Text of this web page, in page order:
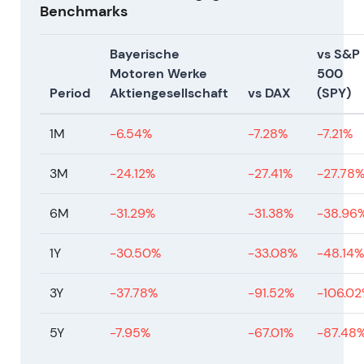
Investitionen.
da der Markt Wachstums- und
Investitionsprofil neu bewertete.
Führungswechsel und Neuausrichtung
Ereignis:
BMW gab
1. Oktober 2025 wirksam wurden (Jean-
neuer Leiter Treasury & IR; Ritu Chandy neu
North America ernannte Ole Jensen zum
[49]
Benchmarks
Period
Bayerische
Motoren Werke
Aktiengesellschaft
vs DAX
vs S&P
500
(SPY)
1M -6.54% -7.28% -7.21%
3M -24.12% -27.41% -27.78%
6M -31.29% -31.38% -
1Y -30.50% -33.08% -48.14%
3Y -37.78% -91.52% -
5Y -7.95% -67.01% -